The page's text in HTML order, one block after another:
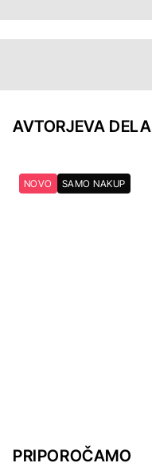
AVTORJEVA DELA
NOVO SAMO NAKUP
PRIPOROČAMO